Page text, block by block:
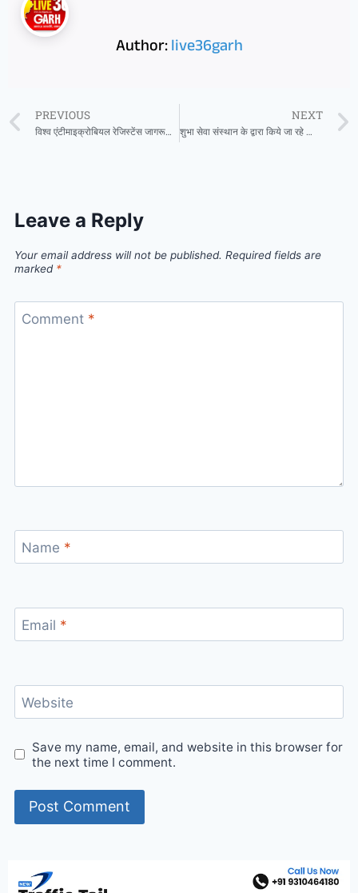
Author:live36garh
PREVIOUS
विश्व एंटीमाइक्रोबियल रेजिस्टेंस जागरूकता के अवसर पर पं.नेहरू चिकित्सा महाविद्यालय में हुआ विशेष कार्यक्रम
NEXT
शुभा सेवा संस्थान के द्वारा किये जा रहे निःशुल्क जाँच व ऑपरेशन शिविरों से मरीजों को मिल रहा लाभ
Leave a Reply
Your email address will not be published. Required fields are
marked *
Comment *
Name *
Email *
Website
Save my name, email, and website in this browser for
the next time I comment.